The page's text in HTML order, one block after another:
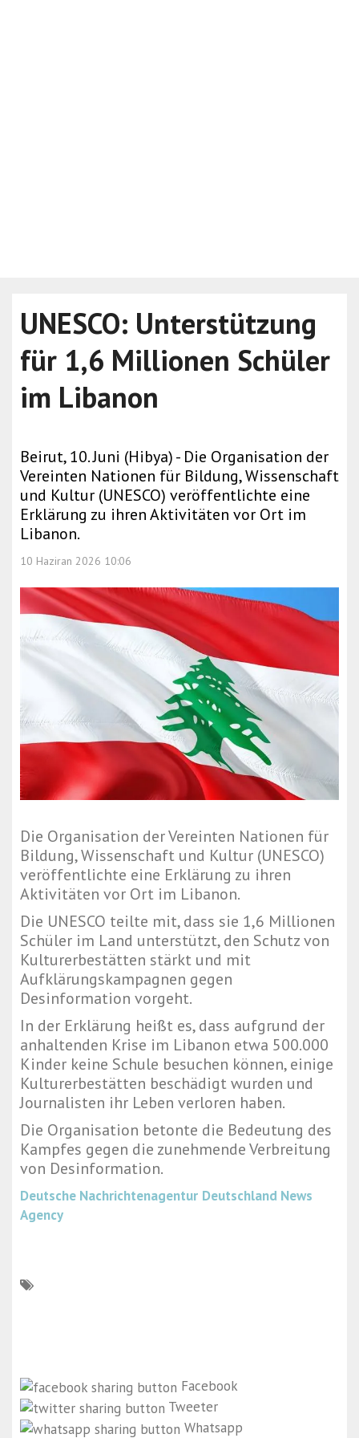
UNESCO: Unterstützung
für 1,6 Millionen Schüler
im Libanon
Beirut, 10. Juni (Hibya) - Die Organisation der
Vereinten Nationen für Bildung, Wissenschaft
und Kultur (UNESCO) veröffentlichte eine
Erklärung zu ihren Aktivitäten vor Ort im
Libanon.
10 Haziran 2026 10:06
Die Organisation der Vereinten Nationen für
Bildung, Wissenschaft und Kultur (UNESCO)
veröffentlichte eine Erklärung zu ihren
Aktivitäten vor Ort im Libanon.
Die UNESCO teilte mit, dass sie 1,6 Millionen
Schüler im Land unterstützt, den Schutz von
Kulturerbestätten stärkt und mit
Aufklärungskampagnen gegen
Desinformation vorgeht.
In der Erklärung heißt es, dass aufgrund der
anhaltenden Krise im Libanon etwa 500.000
Kinder keine Schule besuchen können, einige
Kulturerbestätten beschädigt wurden und
Journalisten ihr Leben verloren haben.
Die Organisation betonte die Bedeutung des
Kampfes gegen die zunehmende Verbreitung
von Desinformation.
Deutsche Nachrichtenagentur Deutschland News
Agency
Facebook
Tweeter
Whatsapp